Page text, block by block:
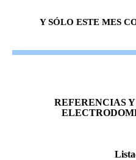
Y SÓLO ESTE MES
REFERENCIAS